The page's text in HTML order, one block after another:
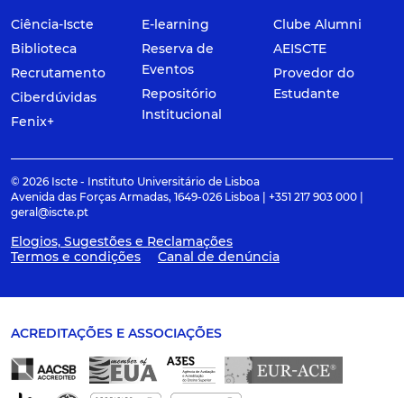
Ciência-Iscte
Biblioteca
Recrutamento
Ciberdúvidas
Fenix+
E-learning
Reserva de
Eventos
Repositório
Institucional
Clube Alumni
AEISCTE
Provedor do
Estudante
© 2026 Iscte - Instituto Universitário de Lisboa
Avenida das Forças Armadas, 1649-026 Lisboa | +351 217 903 000 |
geral@iscte.pt
Elogios, Sugestões e Reclamações
Termos e condições
Canal de denúncia
ACREDITAÇÕES E ASSOCIAÇÕES